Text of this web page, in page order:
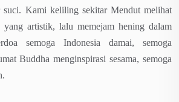
suci. Kami keliling sekitar Mendut melihat
yang artistik, lalu memejam hening dalam
semoga Indonesia damai, semoga
Buddha menginspirasi sesama, semoga